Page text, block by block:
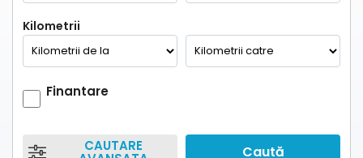
Kilometrii
Finantare
CAUTARE Caută